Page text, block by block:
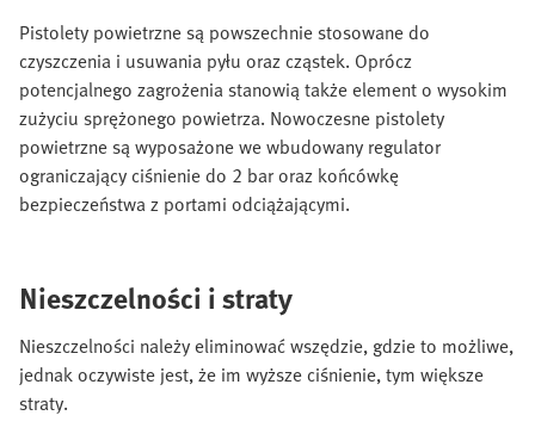
Pistolety powietrzne są powszechnie stosowane do
czyszczenia i usuwania pyłu oraz cząstek. Oprócz
potencjalnego zagrożenia stanowią także element o wysokim
zużyciu sprężonego powietrza. Nowoczesne pistolety
powietrzne są wyposażone we wbudowany regulator
ograniczający ciśnienie do 2 bar oraz końcówkę
bezpieczeństwa z portami odciążającymi.
Nieszczelności i straty
Nieszczelności należy eliminować wszędzie, gdzie to możliwe,
jednak oczywiste jest, że im wyższe ciśnienie, tym większe
straty.